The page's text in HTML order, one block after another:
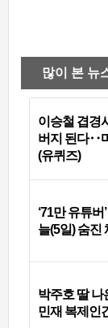
많이 본 뉴
이승철 겹경
버지 된다‥
(유퀴즈)
‘71만 유튜
늘(5일) 숨진
박주호 딸 나
민재 복제인